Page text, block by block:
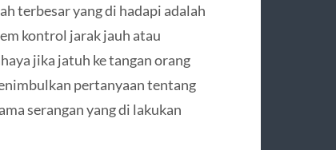
terbesar yang di hadapi adalah
kontrol jarak jauh atau
jika jatuh ke tangan orang
pertanyaan tentang
serangan yang di lakukan